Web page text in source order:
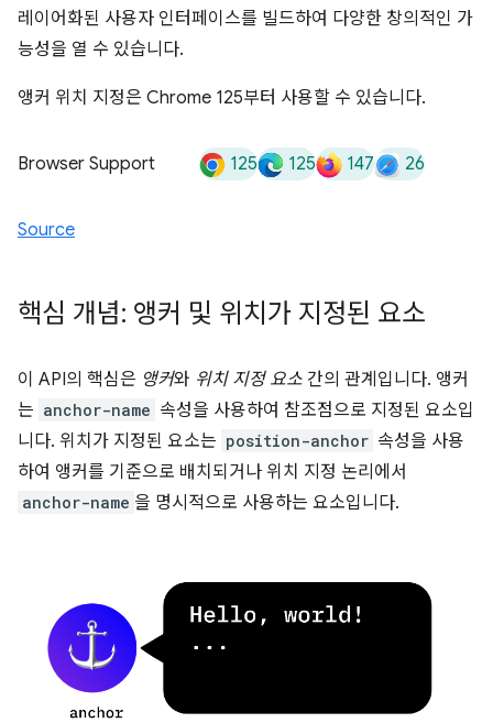
레이어화된 사용자 인터페이스를 빌드하여 다양한 창의적인 가
능성을 열 수 있습니다.
앵커 위치 지정은 Chrome 125부터 사용할 수 있습니다.
Browser Support 125 125 147 26
Source
핵심 개념: 앵커 및 위치가 지정된 요소
이 API의 핵심은 앵커와 위치 지정 요소 간의 관계입니다. 앵커
는 anchor-name 속성을 사용하여 참조점으로 지정된 요소입
니다. 위치가 지정된 요소는 position-anchor 속성을 사용
하여 앵커를 기준으로 배치되거나 위치 지정 논리에서
anchor-name 을 명시적으로 사용하는 요소입니다.